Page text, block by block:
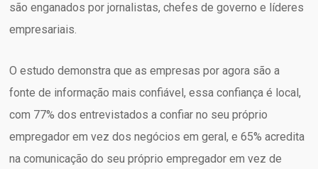
são enganados por jornalistas, chefes de governo e líderes
empresariais.
O estudo demonstra que as empresas por agora são a
fonte de informação mais confiável, essa confiança é local,
com 77% dos entrevistados a confiar no seu próprio
empregador em vez dos negócios em geral, e 65% acredita
na comunicação do seu próprio empregador em vez de